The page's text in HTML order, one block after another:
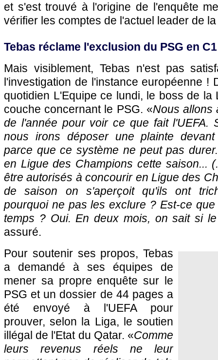
et s'est trouvé à l'origine de l'enquête
vérifier les comptes de l'actuel leader de
Tebas réclame l'exclusion du PSG en
Mais visiblement, Tebas n'est pas
l'investigation de l'instance européenne !
quotidien L'Equipe ce lundi, le boss de la
couche concernant le PSG. «Nous allons
de l'année pour voir ce que fait l'UEFA.
nous irons déposer une plainte devant
parce que ce système ne peut pas
en Ligue des Champions cette saison...
être autorisés à concourir en Ligue des
de saison on s'aperçoit qu'ils ont
pourquoi ne pas les exclure ? Est-ce
temps ? Oui. En deux mois, on sait si
assuré.
Pour soutenir ses propos, Tebas
a demandé à ses équipes de
mener sa propre enquête sur le
PSG et un dossier de 44 pages a
été envoyé à l'UEFA pour
prouver, selon la Liga, le soutien
illégal de l'Etat du Qatar. «Comme
leurs revenus réels ne leur